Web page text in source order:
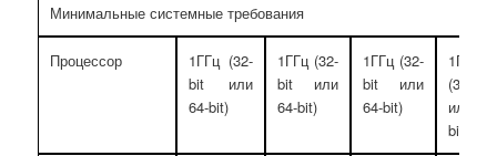
Минимальные системные требования
Процессор
1ГГц (32-
bit или
64-bit)
1ГГц (32-
bit или
64-bit)
1ГГц (32-
bit или
64-bit)
1ГГц
(32-bit
или
bit)